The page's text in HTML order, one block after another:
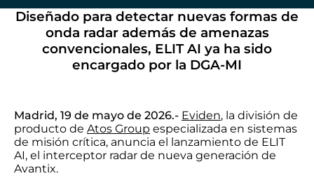
Diseñado para detectar nuevas formas de
onda radar además de amenazas
convencionales, ELIT AI ya ha sido
encargado por la DGA-MI
Madrid, 19 de mayo de 2026.- Eviden, la división de
producto de Atos Group especializada en sistemas
de misión crítica, anuncia el lanzamiento de ELIT
AI, el interceptor radar de nueva generación de
Avantix.